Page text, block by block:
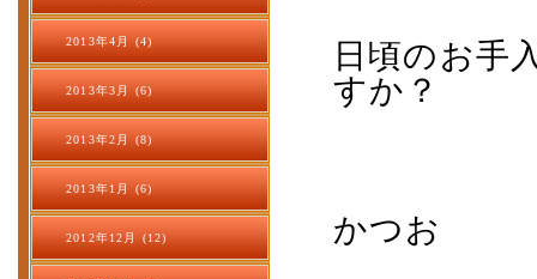
日頃のお手
すか？
かつお
2013年4月 (4)
2013年3月 (6)
2013年2月 (8)
2013年1月 (6)
2012年12月 (12)